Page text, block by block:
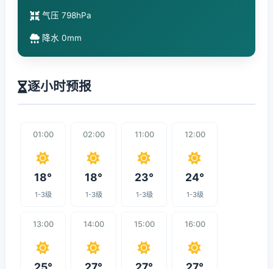
气压 798hPa
降水 0mm
逐小时预报
01:00
18°
1-3级
02:00
18°
1-3级
11:00
23°
1-3级
12:00
24°
1-3级
13:00 14:00 15:00 16:00